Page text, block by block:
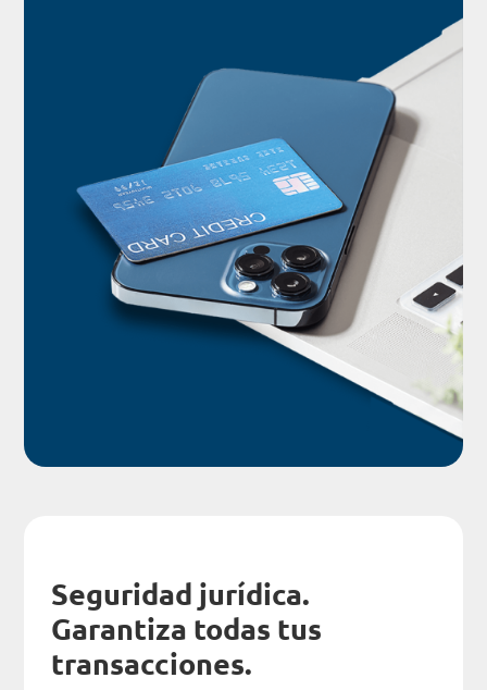
Seguridad jurídica.
Garantiza todas tus
transacciones.